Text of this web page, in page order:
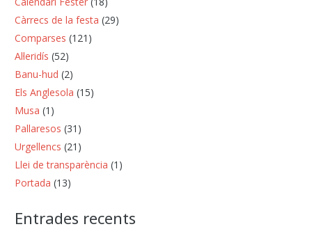
Càrrecs de la festa (29)
Comparses (121)
Al·leridís (52)
Banu-hud (2)
Els Anglesola (15)
Musa (1)
Pallaresos (31)
Urgellencs (21)
Llei de transparència (1)
Portada (13)
Entrades recents